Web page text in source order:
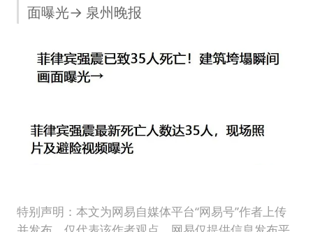
面曝光→ 泉州晚报
特别声明：本文为网易自媒体平台“网易号”作者上传